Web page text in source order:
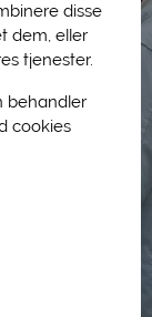
disse
dem, eller
tjenester.
behandler
cookies